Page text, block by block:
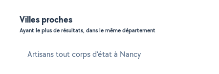
Villes proches
Ayant le plus de résultats, dans le même département
Artisans tout corps d'état à Nancy